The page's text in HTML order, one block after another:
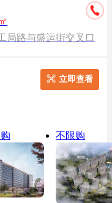
局路与盛运街交叉口
立即查看
不限购